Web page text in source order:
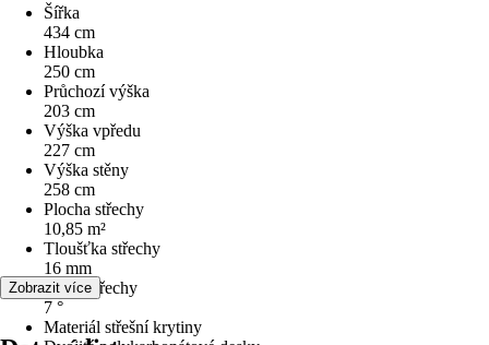
Šířka
434 cm
Hloubka
250 cm
Průchozí výška
203 cm
Výška vpředu
227 cm
Výška stěny
258 cm
Plocha střechy
10,85 m²
Tloušťka střechy
16 mm
Sklon střechy
7 °
Materiál střešní krytiny
Zobrazit více